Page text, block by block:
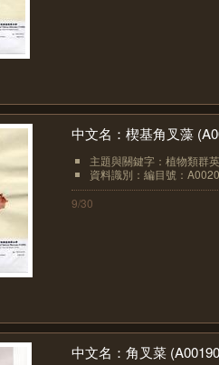
中文名：楔基角叉藻
主題與關鍵字：植物類群
資料識別：編目號：
9/30
中文名：角叉菜